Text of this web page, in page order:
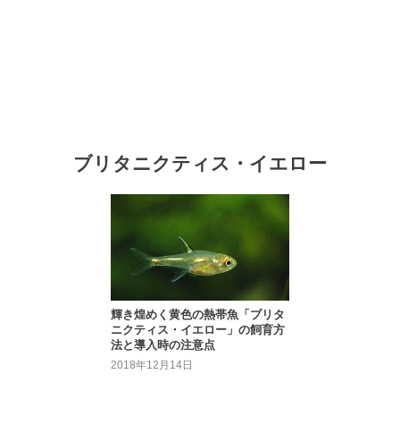
ブリタニクティス・イエロー
輝き煌めく黄色の熱帯魚「ブリタ
ニクティス・イエロー」の飼育方
法と導入時の注意点
2018年12月14日